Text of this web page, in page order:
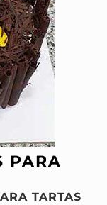
PARA
TARTAS